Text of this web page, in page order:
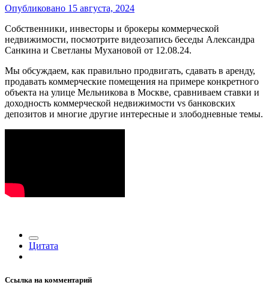
Опубликовано 15 августа, 2024
Собственники, инвесторы и брокеры коммерческой
недвижимости, посмотрите видеозапись беседы Александра
Санкина и Светланы Мухановой от 12.08.24.
Мы обсуждаем, как правильно продвигать, сдавать в аренду,
продавать коммерческие помещения на примере конкретного
объекта на улице Мельникова в Москве, сравниваем ставки и
доходность коммерческой недвижимости vs банковских
депозитов и многие другие интересные и злободневные темы.
Цитата
Ссылка на комментарий